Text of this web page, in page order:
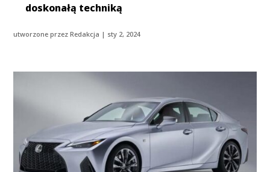
doskonałą techniką
utworzone przezRedakcja | sty 2, 2024